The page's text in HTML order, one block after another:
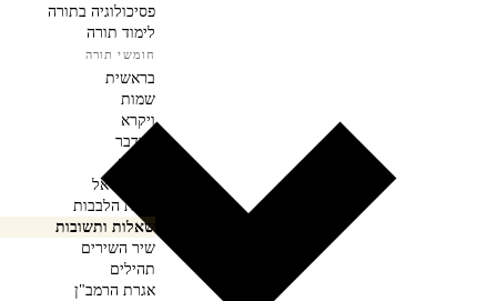
פסיכולוגיה בתורה
לימוד תורה
חומשי תורה
בראשית
שמות
ויקרא
במדבר
דברים
חגי ישראל
חובת הלבבות
שאלות ותשובות
שיר השירים
תהילים
אגרת הרמב"ן